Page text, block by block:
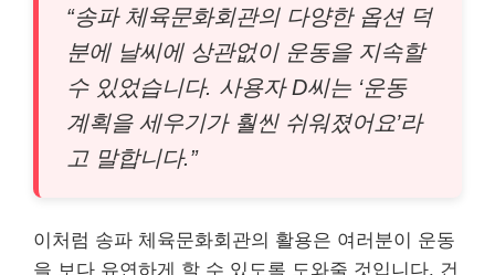
“송파 체육문화회관의 다양한 옵션 덕
분에 날씨에 상관없이 운동을 지속할
수 있었습니다. 사용자 D씨는 ‘운동
계획을 세우기가 훨씬 쉬워졌어요’라
고 말합니다.”
이처럼 송파 체육문화회관의 활용은 여러분이 운동
을 보다 유연하게 할 수 있도록 도와줄 것입니다. 건